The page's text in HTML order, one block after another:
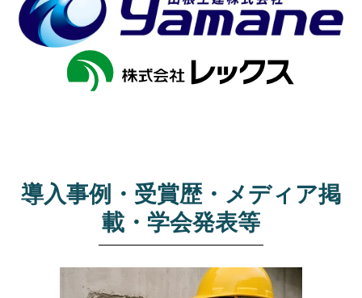
導入事例・受賞歴・メディア掲
載・学会発表等